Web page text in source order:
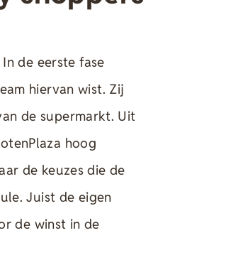
de eerste fase
hiervan wist. Zij
de supermarkt. Uit
hoog
de keuzes die de
Juist de eigen
de winst in de